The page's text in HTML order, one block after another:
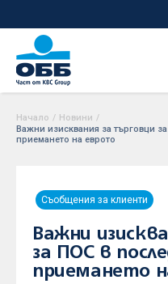
Начало / Новини /
Важни изисквания за търговци
приемането на еврото
Съобщения за клиенти
Важни
за ПОС в
приемането